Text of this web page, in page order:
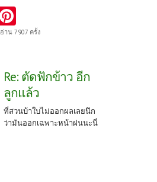
nt
es
t
อ่าน 7907 ครั้ง
Re: ตัดฟักข้าว อีก
ลูกแล้ว
ที่สวนบ้าใบไม่ออกผลเลยนึก
ว่ามันออกเฉพาะหน้าฝนนะนี่